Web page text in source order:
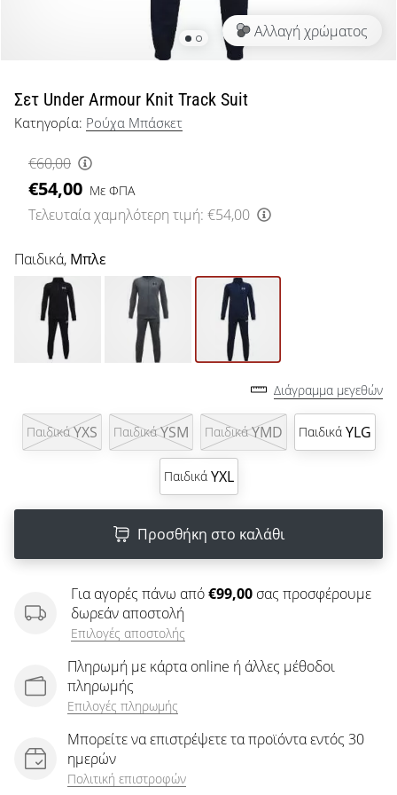
μπάσκετ
όπως
εμείς;
μαζί
μας
ως
πρεσβευτής
μάρκας
μας.
Εμφάνιση
Αλλαγή χρώματος
Σετ Under Armour Knit Track Suit
Κατηγορία: Ρούχα Μπάσκετ
€60,00
€54,00 Με ΦΠΑ
Τελευταία χαμηλότερη τιμή: €54,00
Παιδικά, Μπλε
Διάγραμμα μεγεθών
Παιδικά YXS Παιδικά YSM Παιδικά YMD Παιδικά YLG
Παιδικά YXL
Προσθήκη στο καλάθι
Για αγορές πάνω από€99,00 σας προσφέρουμε
δωρεάν αποστολή
Επιλογές αποστολής
Πληρωμή με κάρτα online ή άλλες μέθοδοι
πληρωμής
Επιλογές πληρωμής
Μπορείτε να επιστρέψετε τα προϊόντα εντός 30
ημερών
Πολιτική επιστροφών